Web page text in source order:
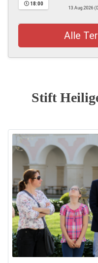
18:00
13.Aug.2026
Alle
Stift